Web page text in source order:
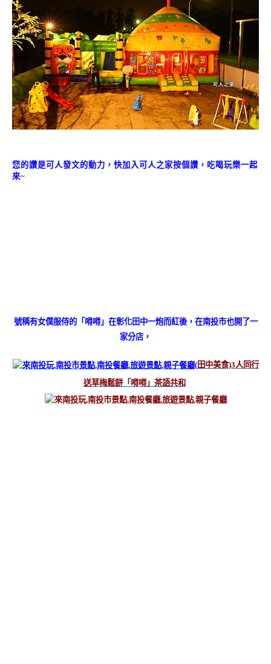
您的讚是可人發文的動力，快加入可人之家按個讚，吃喝玩樂一起
來~
號稱有女僕服侍的「嘚嘚」在彰化田中一炮而紅後，在南投市也開了一
家分店，
(田中美食)3人同行
送草梅鬆餅「嘚嘚」茶語共和